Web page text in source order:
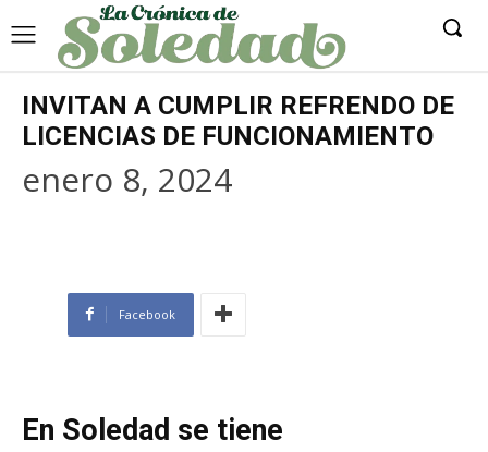
INVITAN A CUMPLIR REFRENDO DE
LICENCIAS DE FUNCIONAMIENTO
enero 8, 2024
Facebook
En Soledad se tiene